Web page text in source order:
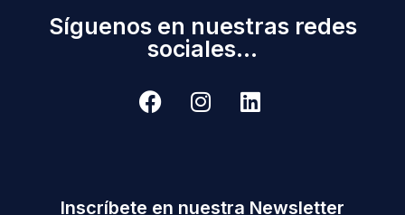
Síguenos en nuestras redes
sociales...
Inscríbete en nuestra Newsletter